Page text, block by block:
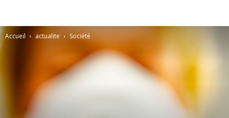
Accueil actualite Société